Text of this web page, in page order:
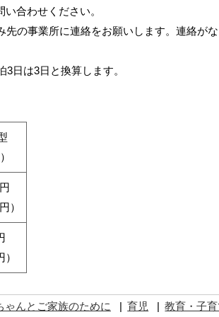
合わせください。
の事業所に連絡をお願いします。連絡が
日は3日と換算します。
）
）
ゃんとご家族のために 育児 教育・子